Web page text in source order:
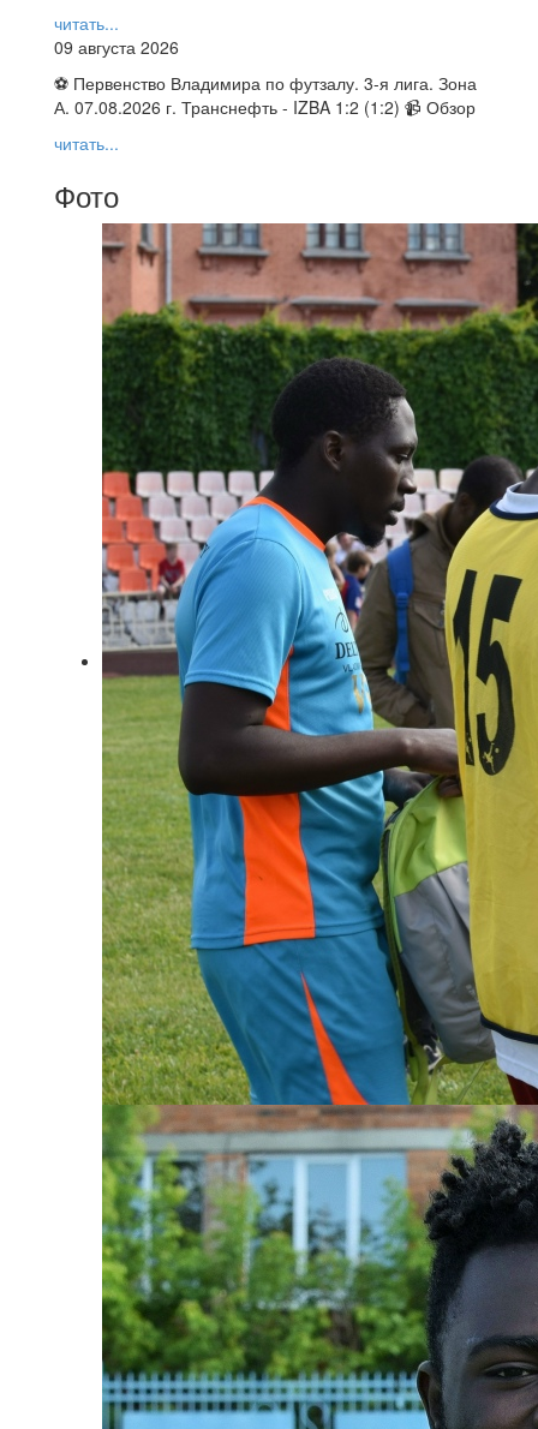
читать...
09 августа 2026
⚽ Первенство Владимира по футзалу. 3-я лига. Зона
А. 07.08.2026 г. Транснефть - IZBA 1:2 (1:2) 📹 Обзор
читать...
Фото